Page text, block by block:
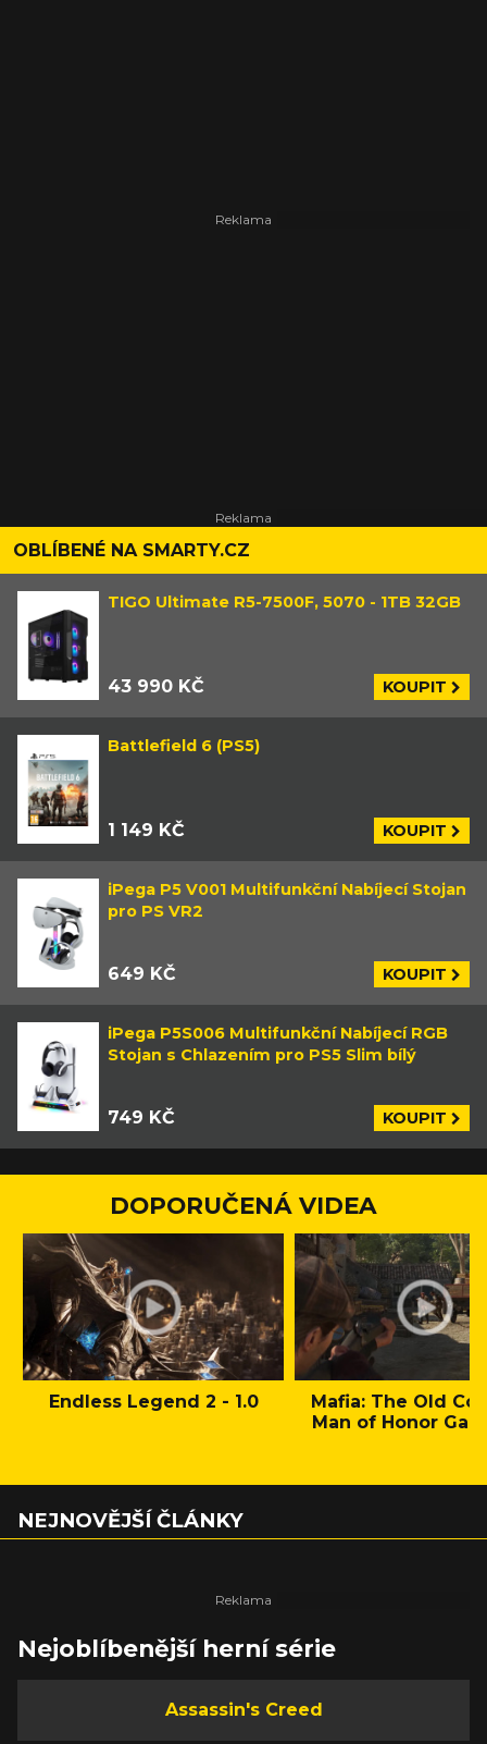
OBLÍBENÉ NA SMARTY.CZ
TIGO Ultimate R5-7500F, 5070 - 1TB 32GB
43 990 KČ KOUPIT
Battlefield 6 (PS5)
1 149 KČ KOUPIT
iPega P5 V001 Multifunkční Nabíjecí Stojan
pro PS VR2
649 KČ KOUPIT
iPega P5S006 Multifunkční Nabíjecí RGB
Stojan s Chlazením pro PS5 Slim bílý
749 KČ KOUPIT
DOPORUČENÁ VIDEA
Endless Legend 2 - 1.0
Mafia: The Old
Man of Honor
NEJNOVĚJŠÍ ČLÁNKY
Nejoblíbenější herní série
Assassin's Creed